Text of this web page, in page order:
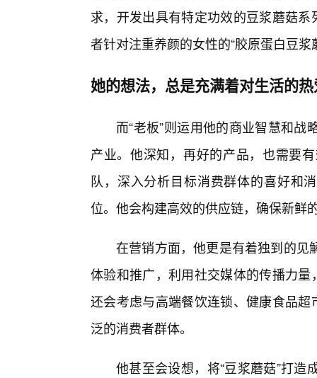
求，开发出具有特定功效的豆浆蘑菇
者针对注重养颜的女性的“胶原蛋白豆浆
她的想法，总是充满着对生活的
而“老板”则运用他的商业智慧和
产业。他深知，再好的产品，也需要
队，深入分析目标消费群体的喜好和
位。他会构建高效的供应链，确保新鲜
在营销方面，他更是有着独到的见
体验和推广，利用社交媒体的传播力
还会考虑与高端餐饮连锁、健康食品
泛的消费者群体。
他甚至会设想，将“豆浆蘑菇”打